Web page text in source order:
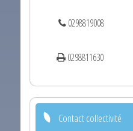
0298819008
0298811630
Contact collectivité